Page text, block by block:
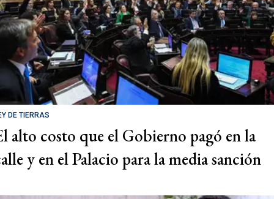
DE TIERRAS
alto costo que el Gobierno pagó en la
y en el Palacio para la media sanción